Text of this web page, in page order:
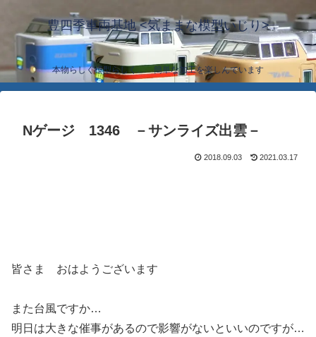
豊四季車両基地 <気ままな模型いじり>
本物らしく模型らしく… 簡単な加工を楽しんでいます
Nゲージ 1346 －サンライズ出雲－
2018.09.03 2021.03.17
皆さま おはようございます
また台風ですか…
明日は大きな催事があるので影響がないといいのですが…